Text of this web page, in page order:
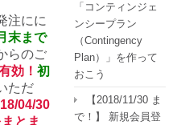
注にに
末まで
らのご
効！ 初
ただ
04/30
とま
「コンティンジェ
ンシープラン
（Contingency
Plan）」を作って
おこう
【2018/11/30 ま
で！】 新規会員登